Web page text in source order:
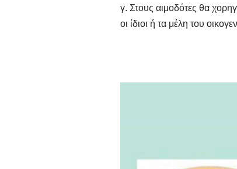
γ. Στους αιμοδότες θα
οι ίδιοι ή τα μέλη του